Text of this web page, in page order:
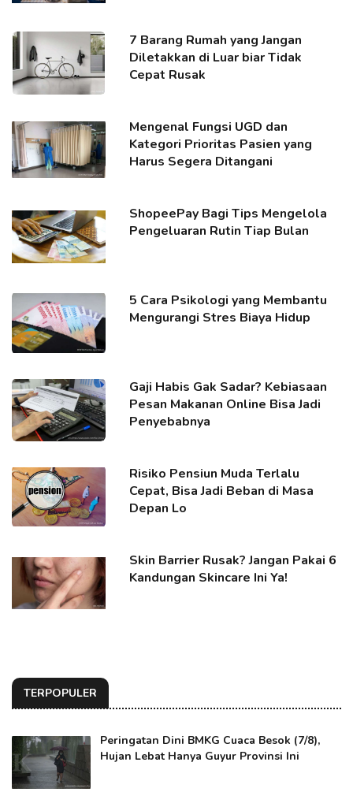
7 Barang Rumah yang Jangan
Diletakkan di Luar biar Tidak
Cepat Rusak
Mengenal Fungsi UGD dan
Kategori Prioritas Pasien yang
Harus Segera Ditangani
ShopeePay Bagi Tips Mengelola
Pengeluaran Rutin Tiap Bulan
5 Cara Psikologi yang Membantu
Mengurangi Stres Biaya Hidup
Gaji Habis Gak Sadar? Kebiasaan
Pesan Makanan Online Bisa Jadi
Penyebabnya
Risiko Pensiun Muda Terlalu
Cepat, Bisa Jadi Beban di Masa
Depan Lo
Skin Barrier Rusak? Jangan Pakai 6
Kandungan Skincare Ini Ya!
TERPOPULER
Peringatan Dini BMKG Cuaca Besok (7/8),
Hujan Lebat Hanya Guyur Provinsi Ini